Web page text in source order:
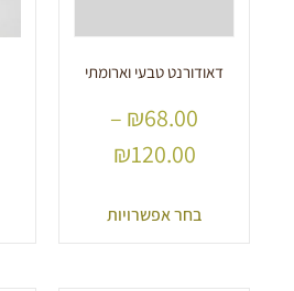
דאודורנט טבעי וארומתי
₪68.00
–
₪120.00
בחר אפשרויות